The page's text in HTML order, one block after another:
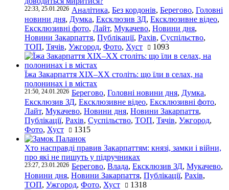
22:33, 25.01.2026 Аналітика, Без кордонів, Берегово, Головні
новини дня, Думка, Ексклюзив ЗД, Ексклюзивне відео,
Ексклюзивні фото, Лайт, Мукачево, Новини дня,
Новини Закарпаття, Публікації, Рахів, Суспільство,
ТОП, Тячів, Ужгород, Фото, Хуст 1093
Їжа Закарпаття ХІХ–ХХ століть: що їли в селах, на
полонинах і в містах
21:50, 24.01.2026 Берегово, Головні новини дня, Думка,
Ексклюзив ЗД, Ексклюзивне відео, Ексклюзивні фото,
Лайт, Мукачево, Новини дня, Новини Закарпаття,
Публікації, Рахів, Суспільство, ТОП, Тячів, Ужгород,
Фото, Хуст 1315
Хто насправді правив Закарпаттям: князі, замки і війни,
про які не пишуть у підручниках
23:27, 23.01.2026 Берегово, Влада, Ексклюзив ЗД, Мукачево,
Новини дня, Новини Закарпаття, Публікації, Рахів,
ТОП, Ужгород, Фото, Хуст 1318